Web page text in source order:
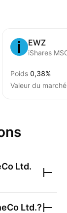
EWZ
iShares
Poids 0,38%
Valeur du marché
Ltd.
Ltd.?